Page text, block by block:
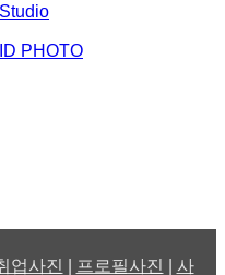
PHOTO
업사진 프로필사진
사